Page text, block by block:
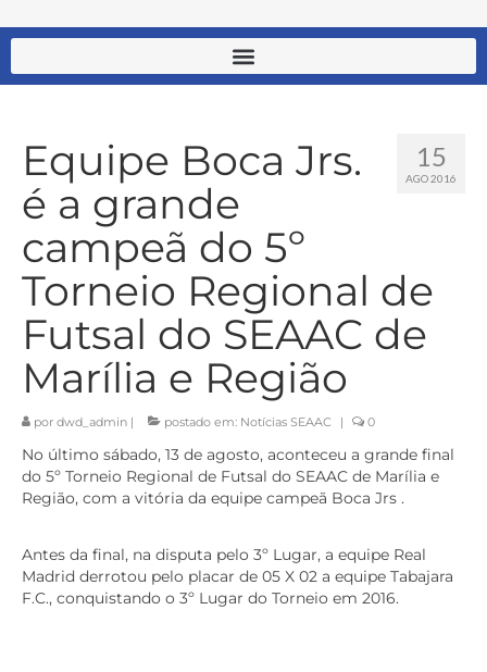
15
AGO 2016
Equipe Boca Jrs.
é a grande
campeã do 5º
Torneio Regional de
Futsal do SEAAC de
Marília e Região
por dwd_admin | postado em: Notícias SEAAC | 0
No último sábado, 13 de agosto, aconteceu a grande final
do 5º Torneio Regional de Futsal do SEAAC de Marília e
Região, com a vitória da equipe campeã Boca Jrs .
Antes da final, na disputa pelo 3º Lugar, a equipe Real
Madrid derrotou pelo placar de 05 X 02 a equipe Tabajara
F.C., conquistando o 3º Lugar do Torneio em 2016.